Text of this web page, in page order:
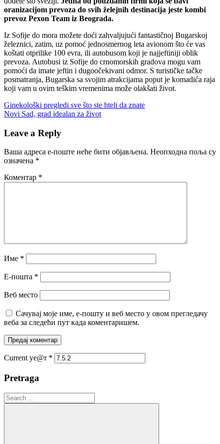
oranizacijom prevoza do svih želejnih destinacija jeste kombi
prevoz Pexon Team iz Beograda.
Iz Sofije do mora možete doći zahvaljujući fantastičnoj Bugarskoj
železnici, zatim, uz pomoć jednosmernog leta avionom što će vas
koštati otprilike 100 evra, ili autobusom koji je najjeftiniji oblik
prevoza. Autobusi iz Sofije do crnomorskih gradova mogu vam
pomoći da imate jeftin i dugoočekivani odmor. S turističke tačke
posmatranja, Bugarska sa svojim atrakcijama poput je komadića raja
koji vam u ovim teškim vremenima može olakšati život.
Кретање
чланка
Previous
Post:
Ginekološki pregledi sve što ste hteli da znate
Next
Novi Sad, grad idealan za život
Leave a Reply
Ваша адреса е-поште неће бити објављена. Неопходна поља су
означена *
Коментар *
Име *
Е-пошта *
Веб место
Сачувај моје име, е-пошту и веб место у овом прегледачу
веба за следећи пут када коментаришем.
Current ye@r *
Pretraga
Search
for: